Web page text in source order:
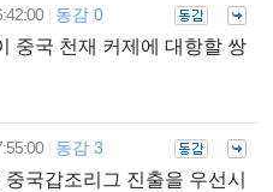
동감 0
중국 천재 커제에 대항할 쌍
동감 3
국갑조리그 진출을 우선시